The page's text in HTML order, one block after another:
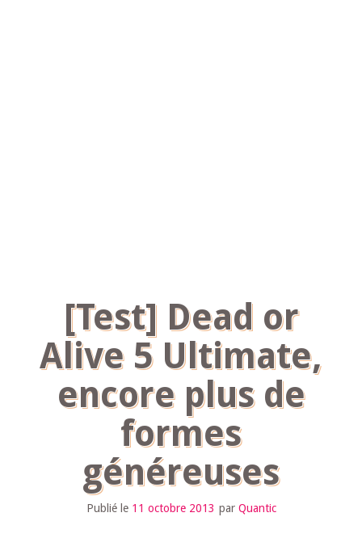
[Test] Dead or
Alive 5 Ultimate,
encore plus de
formes
généreuses
Publié le 11 octobre 2013 par Quantic